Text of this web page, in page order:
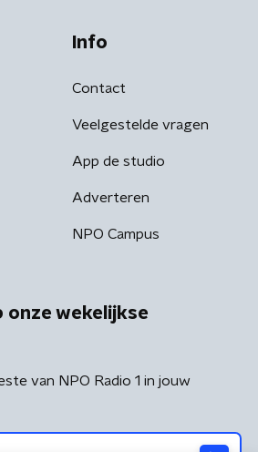
Info
Contact
Veelgestelde vragen
App de studio
Adverteren
NPO Campus
onze wekelijkse
van NPO Radio 1 in jouw